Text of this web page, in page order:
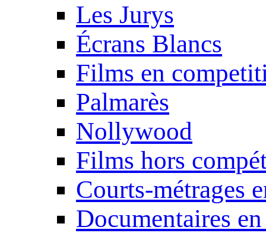
Les Jurys
Écrans Blancs
Films en
Palmarès
Nollywood
Films hors
Courts-métrages
Documentaires